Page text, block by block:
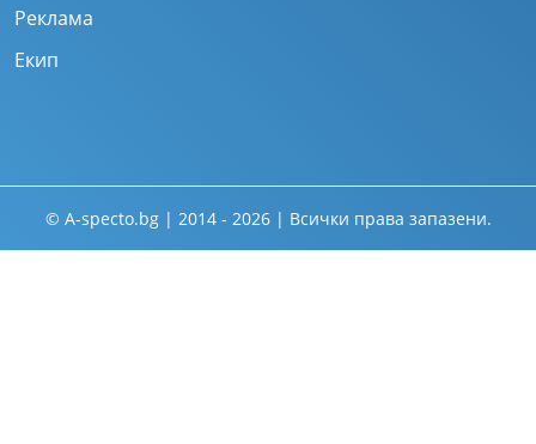
Реклама
Екип
© A-specto.bg | 2014 - 2026 | Всички права запазени.